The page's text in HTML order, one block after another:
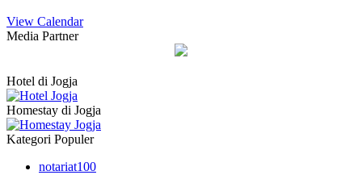
View Calendar
Media Partner
Hotel di Jogja
Homestay di Jogja
Kategori Populer
notariat100